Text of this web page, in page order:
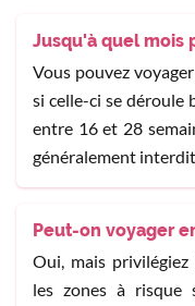
Jusqu'à quel mois
Vous pouvez
si celle-ci se déroule
entre 16 et 28
généralement
Peut-on voyager
Oui, mais
les zones à risque